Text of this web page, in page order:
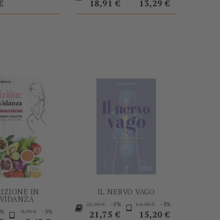
base
18,91 €
base
13,29 €
IN
Prezzo
Prezzo
9,99 € -5%
Prezzo
IL NERVO VAGO
Prezzo
base
22,90 € -5%
Prezzo
21,75 €
Prezzo
base
16,00 € -5%
15,20 €